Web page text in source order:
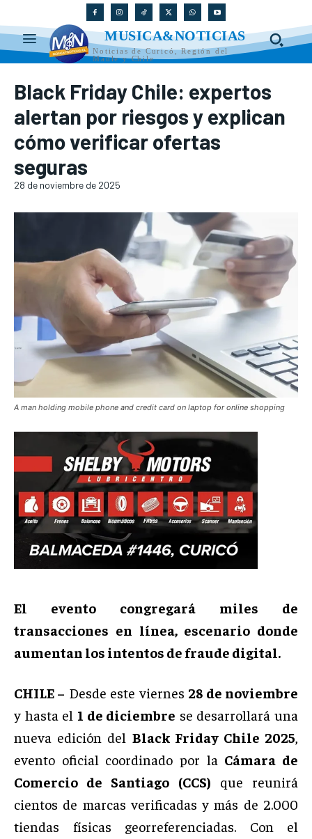
MUSICA&NOTICIAS
Noticias de Curicó, Región del
Maule y Chile
Black Friday Chile: expertos
alertan por riesgos y explican
cómo verificar ofertas
seguras
28 de noviembre de 2025
A man holding mobile phone and credit card on laptop for online shopping
El evento congregará miles de
transacciones en línea, escenario donde
aumentan los intentos de fraude digital.
CHILE – Desde este viernes 28 de noviembre
y hasta el 1 de diciembre se desarrollará una
nueva edición del Black Friday Chile 2025,
evento oficial coordinado por la Cámara de
Comercio de Santiago (CCS) que reunirá
cientos de marcas verificadas y más de 2.000
tiendas físicas georreferenciadas. Con el